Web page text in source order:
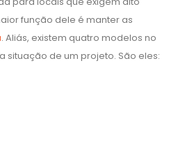
função dele é manter as
. Aliás, existem quatro modelos no
de um projeto. São eles: